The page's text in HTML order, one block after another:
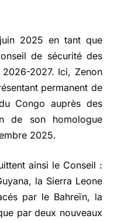
2025 en tant que
de sécurité des
2027. Ici, Zenon
permanent de
Congo auprès des
de son homologue
2025.
ainsi le Conseil :
la Sierra Leone
par le Bahreïn, la
par deux nouveaux